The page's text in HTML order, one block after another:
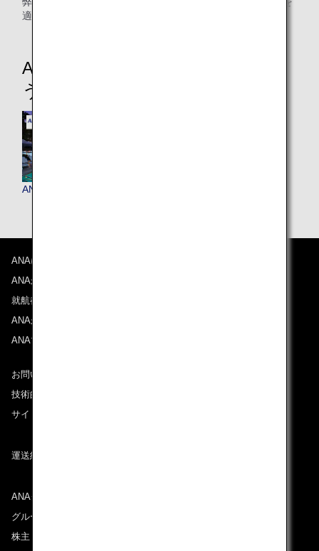
適切にお取り扱いいたします。
ANAワールドホテルでマイルを使
う・貯める
ANAワールドホテル
ANAについて
ANAからのお知らせ
就航都市
ANAがお約束する体験
ANAマイレージクラブ
お問い合わせ
技術的なお問い合わせ（推奨環境）
サイトマップ
運送約款
ANAグループについて
グループ企業一覧
株主・投資家情報